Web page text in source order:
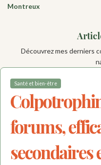
Montreux
Découvrez mes derniers
Santé et bien-être
forums,
secondaires